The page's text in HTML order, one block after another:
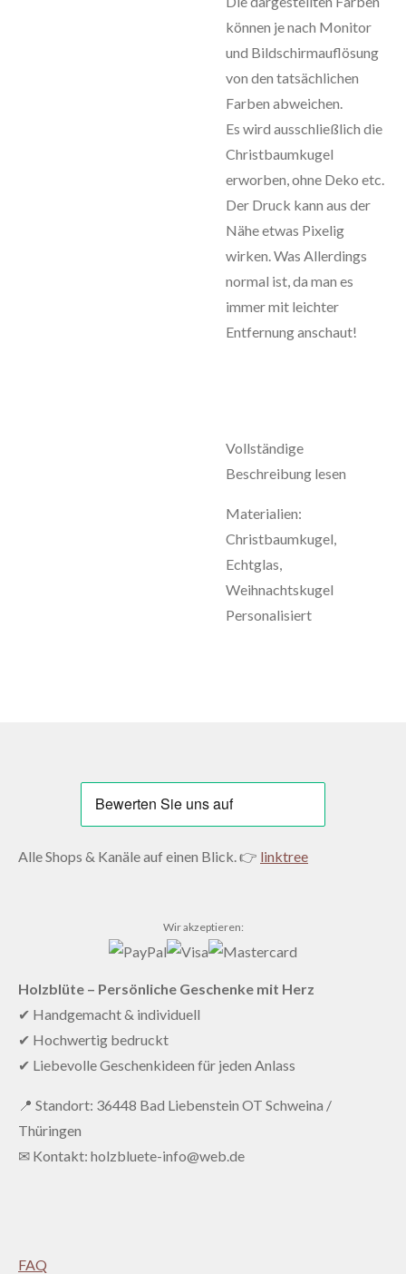
können je nach Monitor
und Bildschirmauflösung
von den tatsächlichen
Farben abweichen.
Es wird ausschließlich die
Christbaumkugel
erworben, ohne Deko etc.
Der Druck kann aus der
Nähe etwas Pixelig
wirken. Was Allerdings
normal ist, da man es
immer mit leichter
Entfernung anschaut!
Vollständige
Beschreibung lesen
Materialien:
Christbaumkugel,
Echtglas,
Weihnachtskugel
Personalisiert
Alle Shops & Kanäle auf einen Blick. 👉 linktree
Wir akzeptieren:
Holzblüte – Persönliche Geschenke mit Herz
✔ Handgemacht & individuell
✔ Hochwertig bedruckt
✔ Liebevolle Geschenkideen für jeden Anlass
📍 Standort: 36448 Bad Liebenstein OT Schweina /
Thüringen
✉ Kontakt: holzbluete-info@web.de
FAQ